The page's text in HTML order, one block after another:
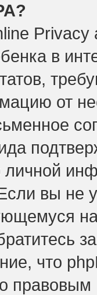
в
от
вы не
что
правовым